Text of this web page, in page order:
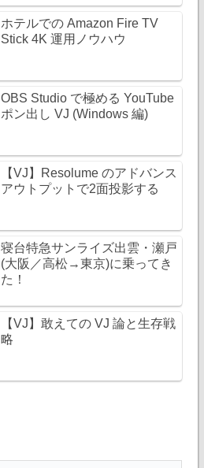
ホテルでの Amazon Fire TV
Stick 4K 運用ノウハウ
OBS Studio で極める YouTube
ポン出し VJ (Windows 編)
【VJ】Resolume のアドバンス
アウトプットで2面投影する
寝台特急サンライズ出雲・瀬戸
(大阪／高松→東京)に乗ってき
た！
【VJ】敢えての VJ 論と生存戦
略